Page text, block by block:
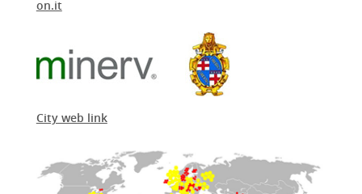
on.it
City web link